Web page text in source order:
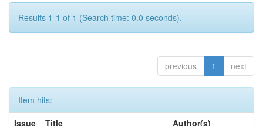
Results 1-1 of 1 (Search time: 0.0 seconds).
previous 1 next
Item hits:
Issue
Title Author(s)